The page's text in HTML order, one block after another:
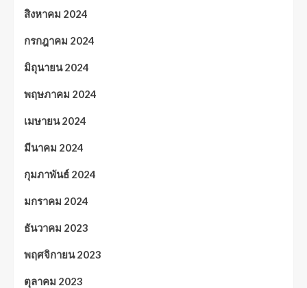
สิงหาคม 2024
กรกฎาคม 2024
มิถุนายน 2024
พฤษภาคม 2024
เมษายน 2024
มีนาคม 2024
กุมภาพันธ์ 2024
มกราคม 2024
ธันวาคม 2023
พฤศจิกายน 2023
ตุลาคม 2023